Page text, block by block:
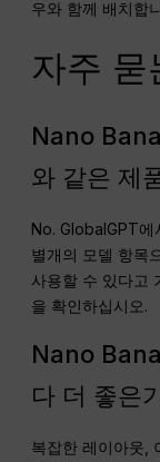
우와 함께 배치합
자주 묻
Nano
와 같은 제
No. GlobalGPT
별개의 모델 항목
사용할 수 있다고
을 확인하십시오.
Nano
다 더 좋은
복잡한 레이아웃,